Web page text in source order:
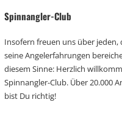
Spinnangler-Club
Insofern freuen uns über
seine Angelerfahrungen
diesem Sinne: Herzlich
Spinnangler-Club. Über 20.000
bist Du richtig!